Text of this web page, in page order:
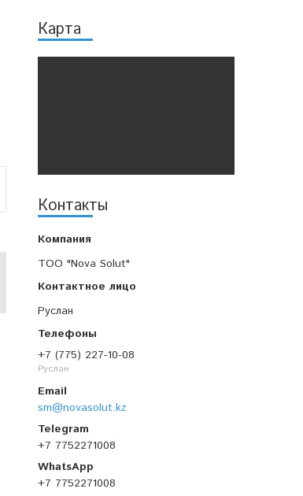
Карта
Контакты
TOO "Nova Solut"
Руслан
+7 (775) 227-10-08
Руслан
sm@novasolut.kz
+7 7752271008
+7 7752271008